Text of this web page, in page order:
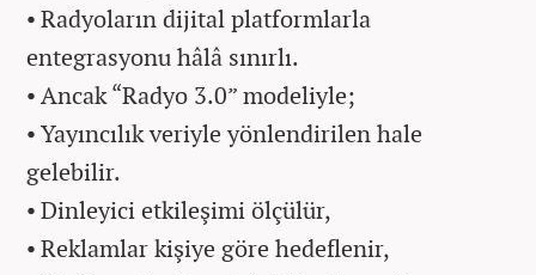
⦁ Radyoların dijital platformlarla
entegrasyonu hâlâ sınırlı.
⦁ Ancak “Radyo 3.0” modeliyle;
⦁ Yayıncılık veriyle yönlendirilen hale
gelebilir.
⦁ Dinleyici etkileşimi ölçülür,
⦁ Reklamlar kişiye göre hedeflenir,